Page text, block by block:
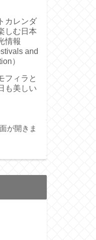
カレンダ
しむ日本
情報
and
）
フィラと
も美しい
が開きま